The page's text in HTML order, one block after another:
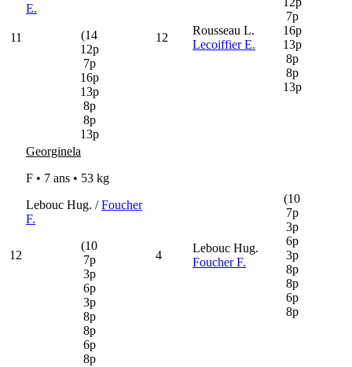
11
E.
(14
12p
7p
16p
13p
8p
8p
13p
12
Rousseau L.
Lecoiffier E.
7p
16p
13p
8p
8p
13p
12
Georginela
F • 7 ans • 53 kg
Lebouc Hug. /Foucher
F.
(10
7p
3p
6p
3p
8p
8p
6p
8p
4
Lebouc Hug.
Foucher F.
(10
7p
3p
6p
3p
8p
8p
6p
8p